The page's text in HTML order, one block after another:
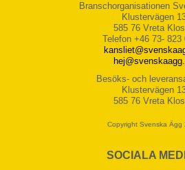
Branschorganisationen
Klustervägen
585 76 Vreta
Telefon +46 73- 823
Besöks- och
Klustervägen
585 76 Vreta
Copyright Svenska Ägg
SOCIALA